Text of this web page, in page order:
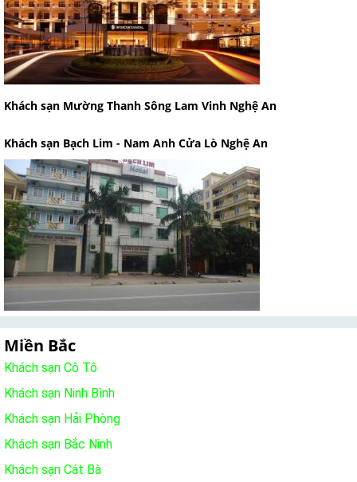
Khách sạn Mường Thanh Sông Lam Vinh Nghệ An
Khách sạn Bạch Lim - Nam Anh Cửa Lò Nghệ An
Miền Bắc
Khách sạn Cô Tô
Khách sạn Ninh Bình
Khách sạn Hải Phòng
Khách sạn Bắc Ninh
Khách sạn Cát Bà